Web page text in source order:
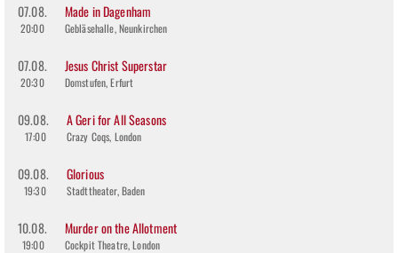
07.08.
20:00
Made in Dagenham
Gebläsehalle, Neunkirchen
07.08.
20:30
Jesus Christ Superstar
Domstufen, Erfurt
09.08.
17:00
A Geri for All Seasons
Crazy Coqs, London
09.08.
19:30
Glorious
Stadttheater, Baden
10.08.
19:00
Murder on the Allotment
Cockpit Theatre, London